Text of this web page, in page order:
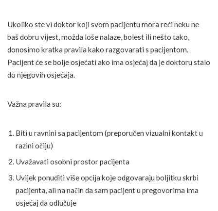
Ukoliko ste vi doktor koji svom pacijentu mora reći neku ne
baš dobru vijest, možda loše nalaze, bolest ili nešto tako,
donosimo kratka pravila kako razgovarati s pacijentom.
Pacijent će se bolje osjećati ako ima osjećaj da je doktoru stalo
do njegovih osjećaja.
Važna pravila su:
Biti u ravnini sa pacijentom (preporučen vizualni kontakt u
razini očiju)
Uvažavati osobni prostor pacijenta
Uvijek ponuditi više opcija koje odgovaraju boljitku skrbi
pacijenta, ali na način da sam pacijent u pregovorima ima
osjećaj da odlučuje